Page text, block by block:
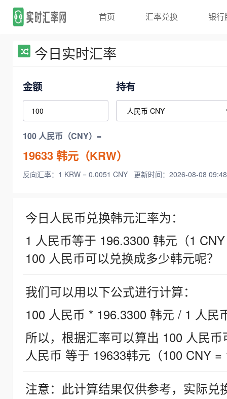
首页 汇率兑换 银行
今日实时汇率
金额 持有
100 人民币（CNY）=
19633韩元（KRW）
反向汇率：1 KRW = 0.0051 CNY 更新时间：2026-08-08
今日人民币兑换韩元汇率为：
1 人民币等于 196.3300 韩元（1
100 人民币可以兑换成多少韩元呢？
我们可以用以下公式进行计算：
100 人民币 * 196.3300 韩元 / 1 人民
所以，根据汇率可以算出 100 人民
人民币 等于 19633韩元（100 CNY =
注意：此计算结果仅供参考，实际